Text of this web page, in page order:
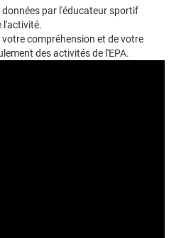
données par l'éducateur sportif
l'activité.
compréhension et de votre
des activités de l'EPA.